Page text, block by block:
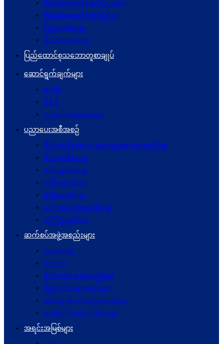
ငြိမ်းချမ်းရေးဆိုင်ရာ(ပြည်တွင်း)
ငြိမ်းချမ်းရေးဆိုင်ရာ(ပြည်ပ)
ပြည်တွင်းရေးရာ
နိုင်ငံတကာရေးရာ
ပြည်ထောင်စုသဘောတူစာချုပ်
ဆောင်ရွက်ချက်များ
ဓာတ်ပုံ
ဗွီဒီယို
ပညာပေးဆွေးနွေးမှုများ
ပညာပေးအစီအစဉ်
ဒီမိုကရေစီနှင့်ဖက်ဒရယ်တည်ဆောက်ရေးဆိုင်ရာ
ဒီမိုကရေစီရေးရာ
ဖက်ဒရယ်ရေးရာ
လုံခြုံရေးဆိုင်ရာ
ဖွံဖြိုးရေးဆိုင်ရာ
ပဋိပက္ခ‌ဖြေရှင်းရေးဆိုင်ရာ
ယုံကြည်မှုဆိုင်ရာ
ဆက်စပ်အဖွဲ့အစည်းများ
ကုလသမဂ္ဂ
ASEAN
နိုင်ငံတကာအဖွဲ့အစည်းများ
ပြည်တွင်းအဖွဲ့အစည်းများ
စေတနာ့ဝန်ထမ်းအဖွဲ့အစည်းများ
ဆက်စပ် Website URLs များ
အရင်းအမြစ်များ